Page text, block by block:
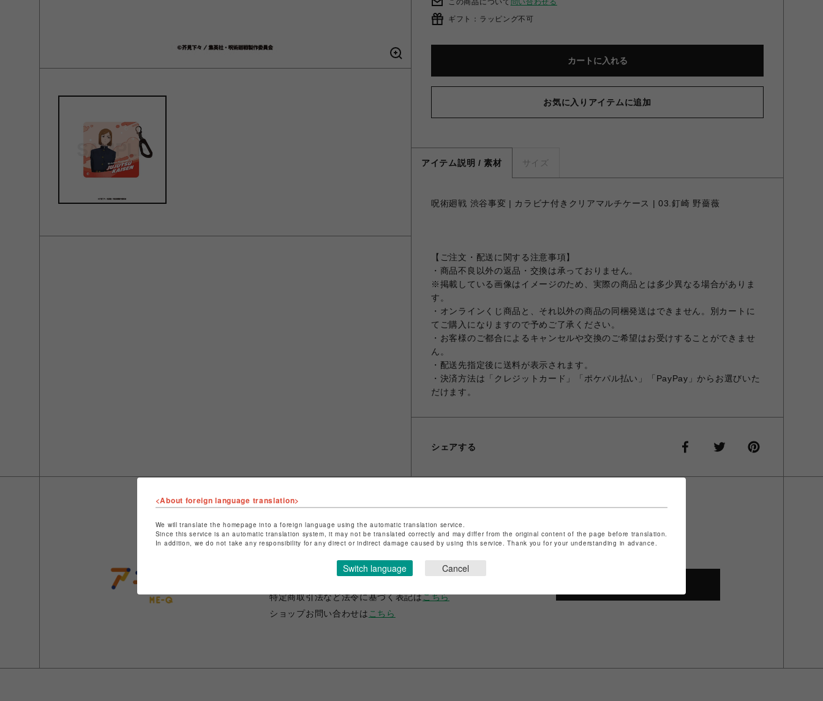
この商品について 問い合わせる
ギフト：ラッピング不可
カートに入れる
お気に入りアイテムに追加
アイテム説明 / 素材 サイズ
呪術廻戦 渋谷事変 | カラビナ付きクリアマルチケース | 03.釘崎 野薔薇
【ご注文・配送に関する注意事項】
・商品不良以外の返品・交換は承っておりません。
※掲載している画像はイメージのため、実際の商品とは多少異なる場合がありま
す。
・オンラインくじ商品と、それ以外の商品の同梱発送はできません。別カートに
てご購入になりますので予めご了承ください。
・お客様のご都合によるキャンセルや交換のご希望はお受けすることができませ
ん。
・配送先指定後に送料が表示されます。
・決済方法は「クレジットカード」「ポケパル払い」「PayPay」からお選びいた
だけます。
シェアする
POP-UP SHOP
特定商取引法など法令に基づく表記はこちら
ショップお問い合わせは こちら
<About foreign language translation>
We will translate the homepage into a foreign language using the automatic translation service.
Since this service is an automatic translation system, it may not be translated correctly and may differ from the original content of the page before translation.
In addition, we do not take any responsibility for any direct or indirect damage caused by using this service. Thank you for your understanding in advance.
Switch language Cancel